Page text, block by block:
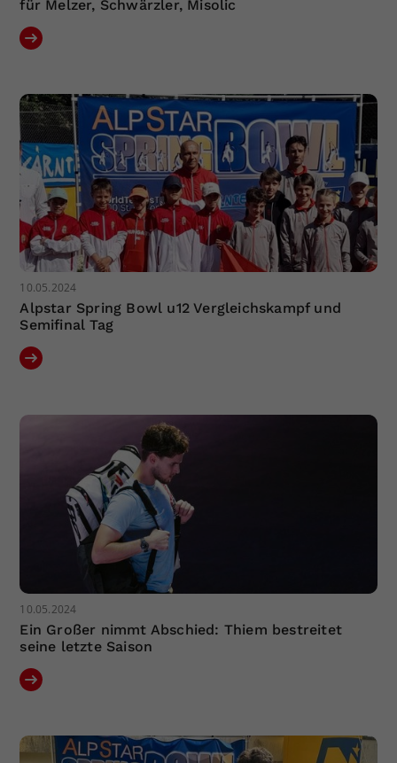
für Melzer, Schwärzler, Misolic
10.05.2024
Alpstar Spring Bowl u12 Vergleichskampf und
Semifinal Tag
10.05.2024
Ein Großer nimmt Abschied: Thiem bestreitet
seine letzte Saison